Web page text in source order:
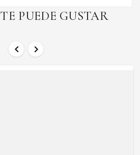
PUEDE GUSTAR
 